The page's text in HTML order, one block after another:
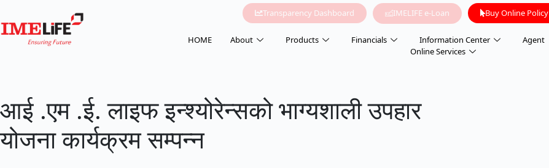
Transparency Dashboard IMELIFE e-Loan Buy Online Policy
HOME About Products Financials Information Center Agent
Online Services
आई .एम .ई. लाइफ इन्श्योरेन्सको भाग्यशाली उपहार
योजना कार्यक्रम सम्पन्न